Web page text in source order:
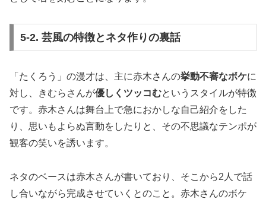
5-2. 芸風の特徴とネタ作りの裏話
「たくろう」の漫才は、主に赤木さんの挙動不審なボケに
対し、きむらさんが優しくツッコむというスタイルが特徴
です。赤木さんは舞台上で急におかしな自己紹介をした
り、思いもよらぬ言動をしたりと、その不思議なテンポが
観客の笑いを誘います。
ネタのベースは赤木さんが書いており、そこから2人で話
し合いながら完成させていくとのこと。赤木さんのボケ